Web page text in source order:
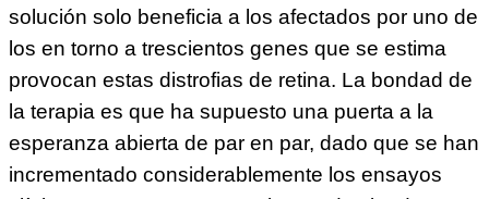
solución solo beneficia a los afectados por uno de
los en torno a trescientos genes que se estima
provocan estas distrofias de retina. La bondad de
la terapia es que ha supuesto una puerta a la
esperanza abierta de par en par, dado que se han
incrementado considerablemente los ensayos